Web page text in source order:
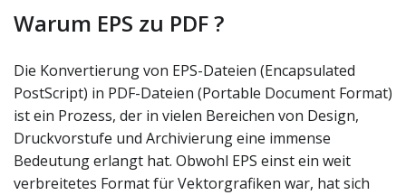
Warum EPS zu PDF ?
Die Konvertierung von EPS-Dateien (Encapsulated
PostScript) in PDF-Dateien (Portable Document Format)
ist ein Prozess, der in vielen Bereichen von Design,
Druckvorstufe und Archivierung eine immense
Bedeutung erlangt hat. Obwohl EPS einst ein weit
verbreitetes Format für Vektorgrafiken war, hat sich